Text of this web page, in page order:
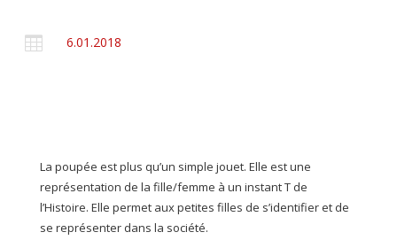
 6.01.2018
La poupée est plus qu’un simple jouet. Elle est une
représentation de la fille/femme à un instant T de
l’Histoire. Elle permet aux petites filles de s’identifier et de
se représenter dans la société.